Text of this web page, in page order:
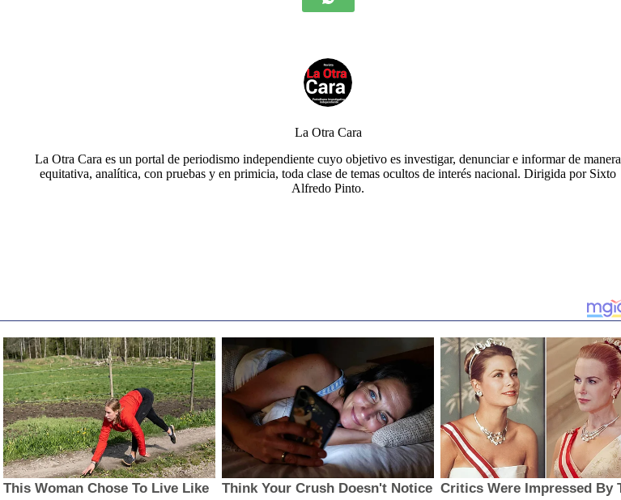
La Otra Cara
La Otra Cara es un portal de periodismo independiente cuyo objetivo es investigar, denunciar e informar de manera
equitativa, analítica, con pruebas y en primicia, toda clase de temas ocultos de interés nacional. Dirigida por Sixto
Alfredo Pinto.